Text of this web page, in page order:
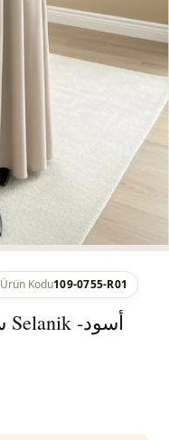
Ürün Kodu109-0755-R01
سترة تريكو بياقة دائرية من Selanik -أسود